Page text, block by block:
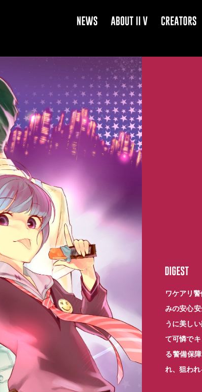
NEWS
ABOUT
CREATOR
STORY
ワケアリ
みの安心
うに美し
て可憐で
る警備保
れ、狙わ